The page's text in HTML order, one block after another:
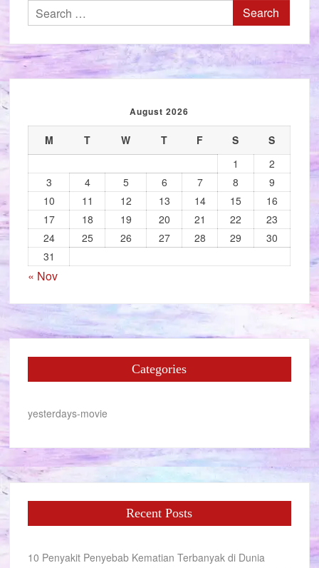
Search
for:
August 2026
M T W T F S
S
1
2
3
4 5 6 7 8
9
10
11 12 13 14 15
16
17
18 19 20 21 22
23
24
25 26 27 28 29
30
31
« Nov
Categories
yesterdays-movie
Recent Posts
10 Penyakit Penyebab Kematian Terbanyak di Dunia